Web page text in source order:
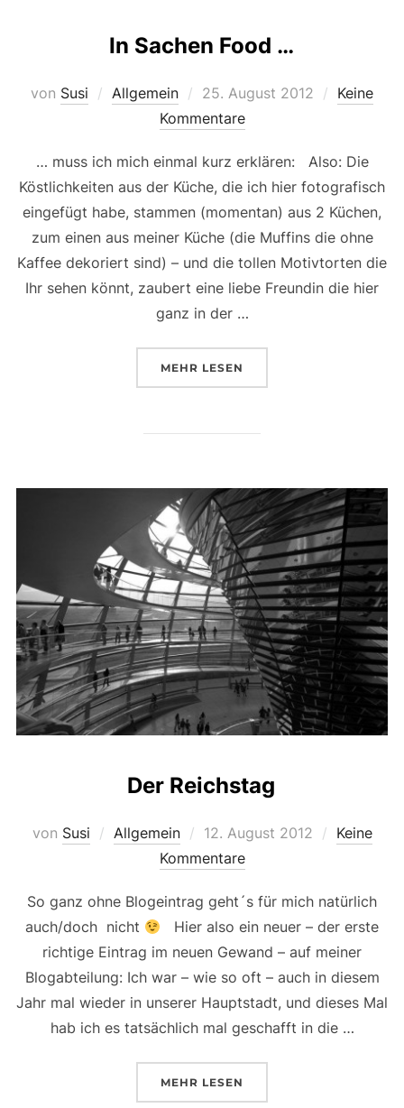
In Sachen Food …
von Susi Allgemein
Veröffentlicht
am
25. August 2012
Keine
Kommentare
… muss ich mich einmal kurz erklären: Also: Die
Köstlichkeiten aus der Küche, die ich hier fotografisch
eingefügt habe, stammen (momentan) aus 2 Küchen,
zum einen aus meiner Küche (die Muffins die ohne
Kaffee dekoriert sind) – und die tollen Motivtorten die
Ihr sehen könnt, zaubert eine liebe Freundin die hier
ganz in der …
MEHR ÜBER „IN SACHEN FOOD …“
LESEN
Der Reichstag
von Susi Allgemein
Veröffentlicht
am
12. August 2012
Keine
Kommentare
So ganz ohne Blogeintrag geht´s für mich natürlich
auch/doch nicht
Hier also ein neuer – der erste
richtige Eintrag im neuen Gewand – auf meiner
Blogabteilung: Ich war – wie so oft – auch in diesem
Jahr mal wieder in unserer Hauptstadt, und dieses Mal
hab ich es tatsächlich mal geschafft in die …
MEHR ÜBER „DER REICHSTAG“
LESEN